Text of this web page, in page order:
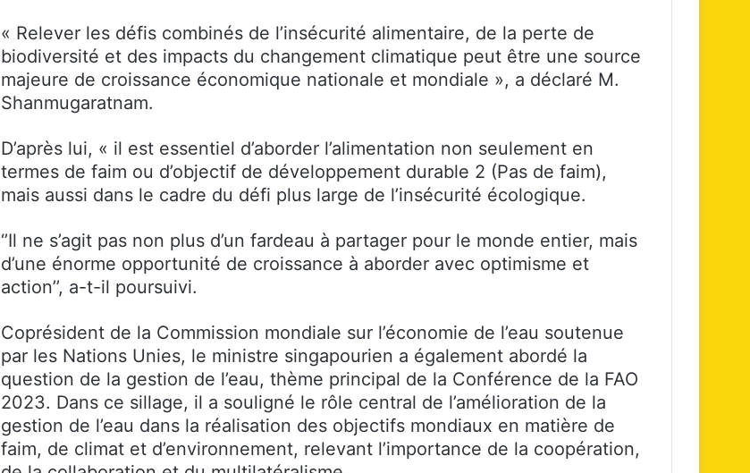
« Relever les défis combinés de l’insécurité alimentaire, de la perte de
biodiversité et des impacts du changement climatique peut être une source
majeure de croissance économique nationale et mondiale », a déclaré M.
Shanmugaratnam.
D’après lui, « il est essentiel d’aborder l’alimentation non seulement en
termes de faim ou d’objectif de développement durable 2 (Pas de faim),
mais aussi dans le cadre du défi plus large de l’insécurité écologique.
‘’Il ne s’agit pas non plus d’un fardeau à partager pour le monde entier, mais
d’une énorme opportunité de croissance à aborder avec optimisme et
action’’, a-t-il poursuivi.
Coprésident de la Commission mondiale sur l’économie de l’eau soutenue
par les Nations Unies, le ministre singapourien a également abordé la
question de la gestion de l’eau, thème principal de la Conférence de la FAO
2023. Dans ce sillage, il a souligné le rôle central de l’amélioration de la
gestion de l’eau dans la réalisation des objectifs mondiaux en matière de
faim, de climat et d’environnement, relevant l’importance de la coopération,